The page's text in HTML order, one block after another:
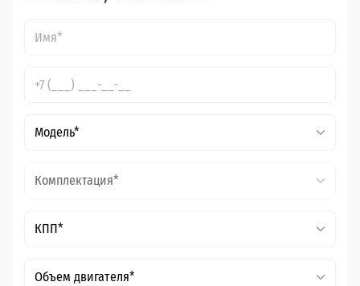
Модель*
Комплектация*
КПП*
Объем двигателя*